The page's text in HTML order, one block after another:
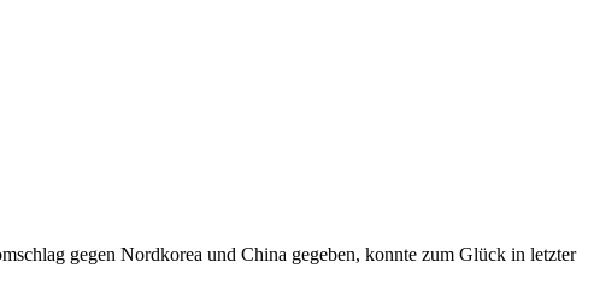
gegen Nordkorea und China gegeben, konnte zum Glück in letzter